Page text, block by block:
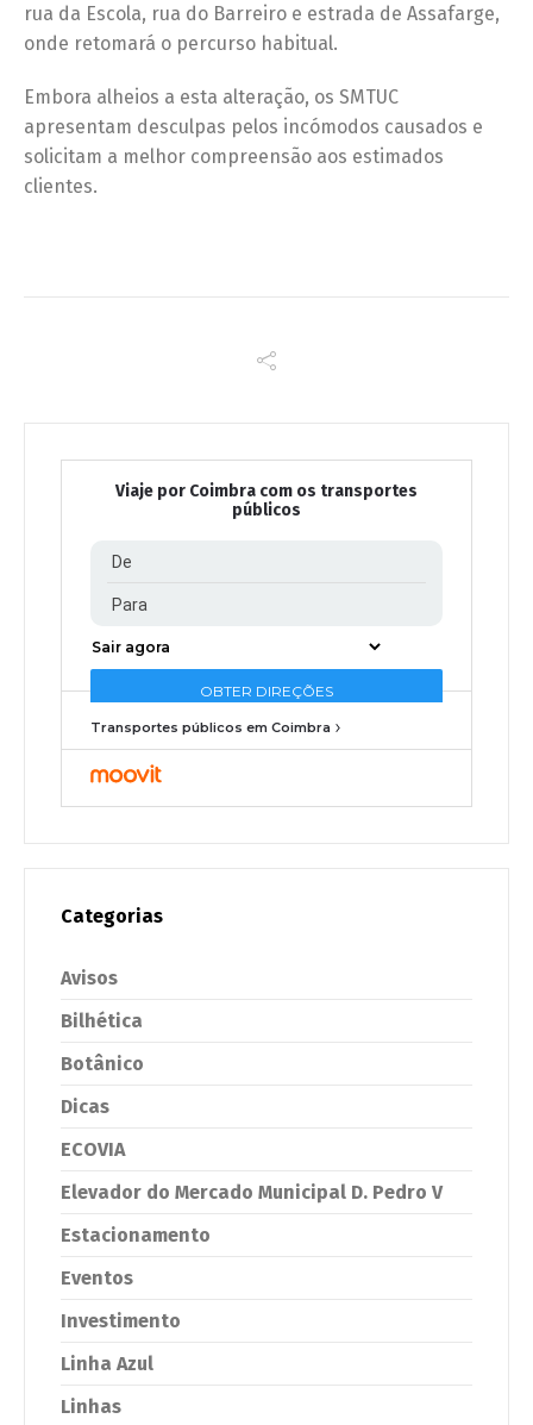
rua da Escola, rua do Barreiro e estrada de Assafarge,
onde retomará o percurso habitual.
Embora alheios a esta alteração, os SMTUC
apresentam desculpas pelos incómodos causados e
solicitam a melhor compreensão aos estimados
clientes.
Viaje por Coimbra com os transportes
públicos
Transportes públicos em Coimbra
Categorias
Avisos
Bilhética
Botânico
Dicas
ECOVIA
Elevador do Mercado Municipal D. Pedro V
Estacionamento
Eventos
Investimento
Linha Azul
Linhas